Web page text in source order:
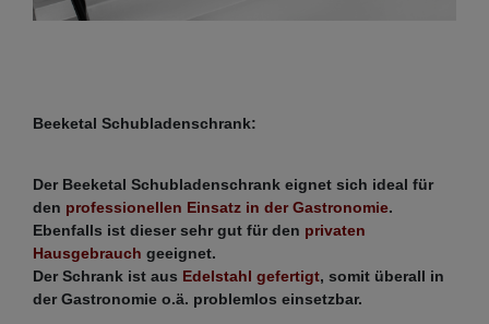
Beeketal Schubladenschrank:
Der Beeketal Schubladenschrank eignet sich ideal für
den professionellen Einsatz in der Gastronomie.
Ebenfalls ist dieser sehr gut für den privaten
Hausgebrauch geeignet.
Der Schrank ist aus Edelstahl gefertigt, somit überall in
der Gastronomie o.ä. problemlos einsetzbar.